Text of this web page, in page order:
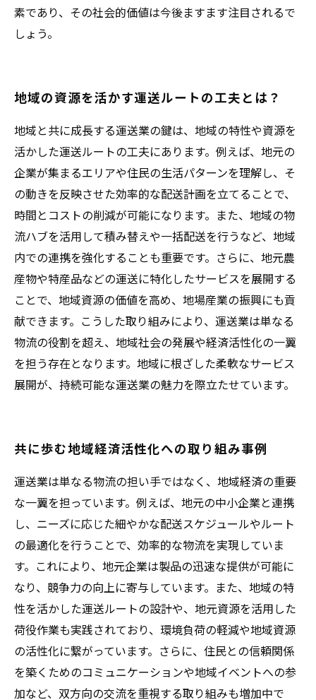
素であり、その社会的価値は今後ますます注目されるで
しょう。
地域の資源を活かす運送ルートの工夫とは？
地域と共に成長する運送業の鍵は、地域の特性や資源を
活かした運送ルートの工夫にあります。例えば、地元の
企業が集まるエリアや住民の生活パターンを理解し、そ
の動きを反映させた効率的な配送計画を立てることで、
時間とコストの削減が可能になります。また、地域の物
流ハブを活用して積み替えや一括配送を行うなど、地域
内での連携を強化することも重要です。さらに、地元農
産物や特産品などの運送に特化したサービスを展開する
ことで、地域資源の価値を高め、地場産業の振興にも貢
献できます。こうした取り組みにより、運送業は単なる
物流の役割を超え、地域社会の発展や経済活性化の一翼
を担う存在となります。地域に根ざした柔軟なサービス
展開が、持続可能な運送業の魅力を際立たせています。
共に歩む地域経済活性化への取り組み事例
運送業は単なる物流の担い手ではなく、地域経済の重要
な一翼を担っています。例えば、地元の中小企業と連携
し、ニーズに応じた細やかな配送スケジュールやルート
の最適化を行うことで、効率的な物流を実現していま
す。これにより、地元企業は製品の迅速な提供が可能に
なり、競争力の向上に寄与しています。また、地域の特
性を活かした運送ルートの設計や、地元資源を活用した
荷役作業も実践されており、環境負荷の軽減や地域資源
の活性化に繋がっています。さらに、住民との信頼関係
を築くためのコミュニケーションや地域イベントへの参
加など、双方向の交流を重視する取り組みも増加中で